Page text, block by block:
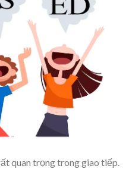
quan trọng trong giao tiếp.